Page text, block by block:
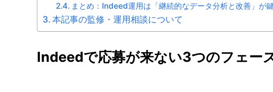
まとめ：Indeed運用は「継続的なデータ分析と改善」が鍵
本記事の監修・運用相談について
Indeedで応募が来ない3つのフェー